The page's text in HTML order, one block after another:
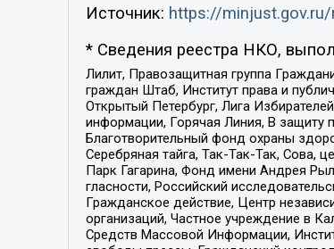
Источник: https://
* Сведения реестра НКО,
Лилит, Правозащитная группа
граждан Штаб, Институт права и
Открытый Петербург, Лига
информации, Горячая Линия, В защиту
Благотворительный фонд охраны
Серебряная тайга, Так-Так-Так, Сова,
Парк Гагарина, Фонд имени Андрея
гласности, Российский
Гражданское действие, Центр
организаций, Частное учреждение в
Средств Массовой Информации,